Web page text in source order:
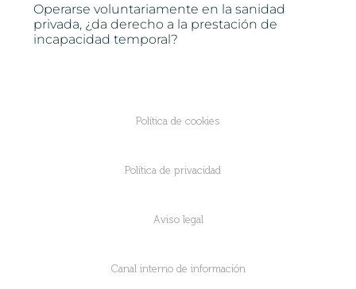
Operarse voluntariamente en la sanidad
privada, ¿da derecho a la prestación de
incapacidad temporal?
Política de cookies
Política de privacidad
Aviso legal
Canal interno de información